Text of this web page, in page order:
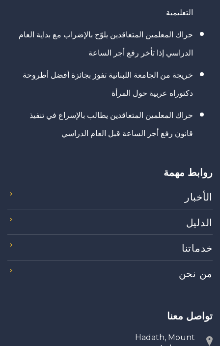
التعليمية
حراك المعلمين المتعاقدين يلوّح بالإضراب مع بداية العام
الدراسي إذا تأخر رفع أجر الساعة
خريجة من الجامعة اللبنانية تفوز بجائزة أفضل أطروحة
دكتوراه عربية حول المرأة
حراك المعلمين المتعاقدين يطالب بالإسراع في تنفيذ
قانون رفع أجر الساعة قبل العام الدراسي
روابط مهمة
الأخبار
الدليل
خدماتنا
من نحن
تواصل معنا
Hadath, Mount